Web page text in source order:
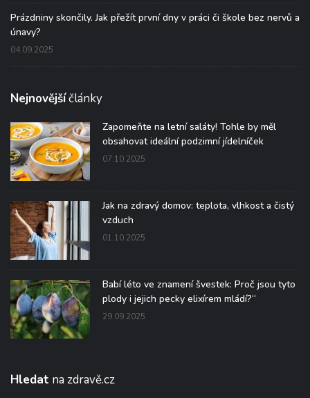
Prázdniny skončily. Jak přežít první dny v práci či škole bez nervů a
únavy?
04.09.2025
Nejnovějšíčlánky
Zapomeňte na letní saláty! Tohle by měl
obsahovat ideální podzimní jídelníček
07.10.2025
Jak na zdravý domov: teplota, vlhkost a čistý
vzduch
01.10.2025
Babí léto ve znamení švestek: Proč jsou tyto
plody i jejich pecky elixírem mládí?“
29.09.2025
Hledat na zdravě.cz